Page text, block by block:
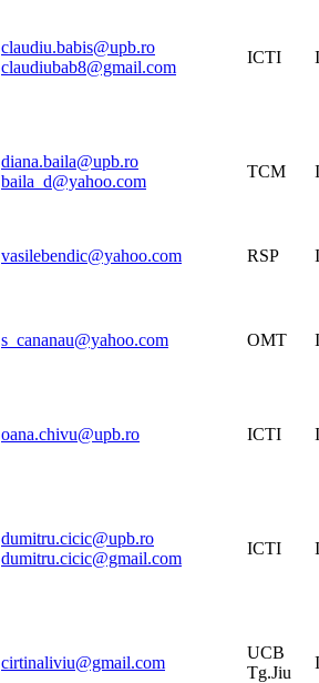
claudiu.babis@upb.ro
claudiubab8@gmail.com
ICTI
diana.baila@upb.ro
baila_d@yahoo.com
TCM
vasilebendic@yahoo.com RSP
s_cananau@yahoo.com OMT
oana.chivu@upb.ro ICTI
dumitru.cicic@upb.ro
dumitru.cicic@gmail.com
ICTI
cirtinaliviu@gmail.com
UCB
Tg.Jiu